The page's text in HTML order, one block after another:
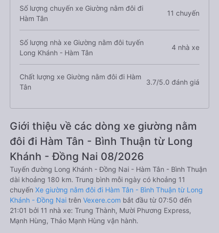
Số lượng chuyến xe Giường nằm đôi đi
Hàm Tân
11 chuyến
Số lượng nhà xe Giường nằm đôi tuyến
Long Khánh - Hàm Tân
4 nhà xe
Chất lượng xe Giường nằm đôi đi Hàm
Tân
3.7/5.0 đánh giá
Giới thiệu về các dòng xe giường nằm
đôi đi Hàm Tân - Bình Thuận từ Long
Khánh - Đồng Nai 08/2026
Tuyến đường Long Khánh - Đồng Nai - Hàm Tân - Bình Thuận
dài khoảng 180 km. Trung bình mỗi ngày có khoảng 11
chuyến Xe giường nằm đôi đi Hàm Tân - Bình Thuận từ Long
Khánh - Đồng Nai trên Vexere.com bắt đầu từ 07:50 đến
21:01 bởi 11 nhà xe: Trung Thành, Mười Phương Express,
Mạnh Hùng, Thảo Mạnh Hùng vận hành.